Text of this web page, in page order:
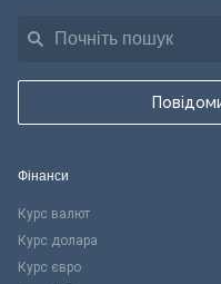
Фінанси
Курс валют
Курс долара
Курс євро